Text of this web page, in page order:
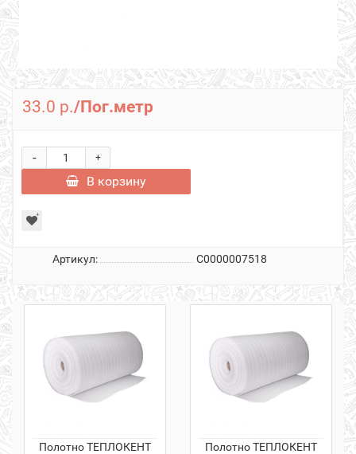
33.0 р./Пог.метр
+
-
В корзину
Артикул: С0000007518
Полотно ТЕПЛОКЕНТ
Полотно ТЕПЛОКЕНТ